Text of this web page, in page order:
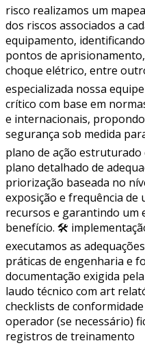
risco realizamos um
dos riscos associados a
equipamento,
pontos de
choque elétrico, entre
especializada nossa
crítico com base em
e internacionais,
segurança sob medida
plano de ação
plano detalhado de
priorização baseada no
exposição e frequência de
recursos e garantindo um
benefício. 🛠
executamos as
práticas de engenharia e
documentação exigida
laudo técnico com art
checklists de
operador (se necessário)
registros de treinamento